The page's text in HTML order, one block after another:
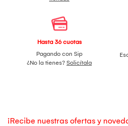
Hasta 36 cuotas
Pagando con Sip
¿No la tienes? Solicítala
¡Recibe nuestras ofertas y